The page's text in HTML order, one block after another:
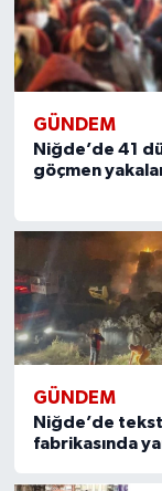
GÜNDEM
Niğde’de 41
göçmen
GÜNDEM
Niğde’de
fabrikasında